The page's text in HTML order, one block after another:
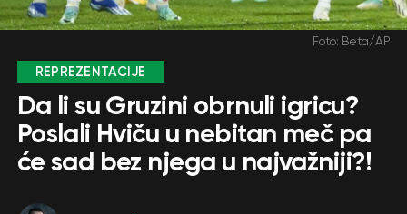
Foto: Beta/AP
REPREZENTACIJE
Da li su Gruzini obrnuli igricu?
Poslali Hviču u nebitan meč pa
će sad bez njega u najvažniji?!